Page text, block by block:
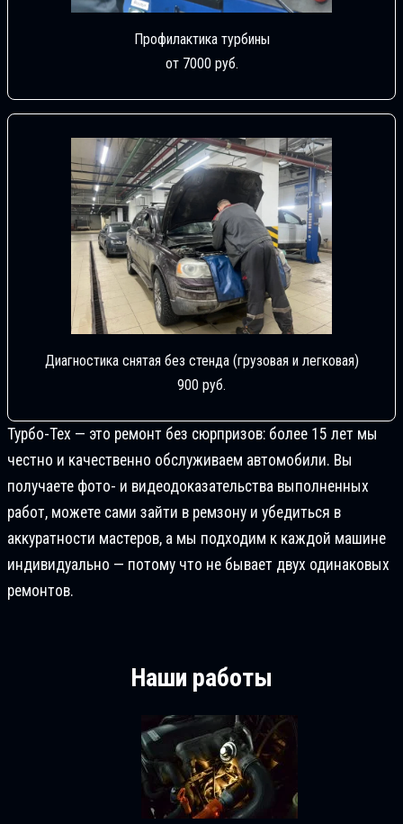
Профилактика турбины
от 7000 руб.
Диагностика снятая без стенда (грузовая и легковая)
900 руб.
Турбо-Тех — это ремонт без сюрпризов: более 15 лет мы
честно и качественно обслуживаем автомобили. Вы
получаете фото- и видеодоказательства выполненных
работ, можете сами зайти в ремзону и убедиться в
аккуратности мастеров, а мы подходим к каждой машине
индивидуально — потому что не бывает двух одинаковых
ремонтов.
Наши работы